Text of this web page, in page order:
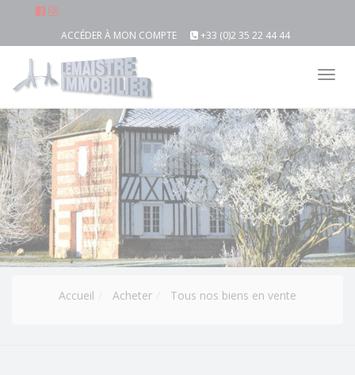
ACCÉDER À MON COMPTE +33 (0)2 35 22 44 44
Accueil Acheter Tous nos biens en vente